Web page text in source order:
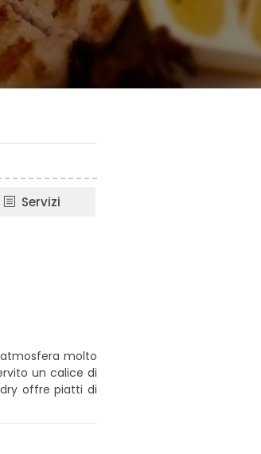
Servizi
molto
un calice di
offre piatti di